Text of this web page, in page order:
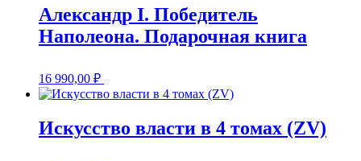
Александр I. Победитель
Наполеона. Подарочная книга
16 990,00 ₽
Искусство власти в 4 томах (ZV)